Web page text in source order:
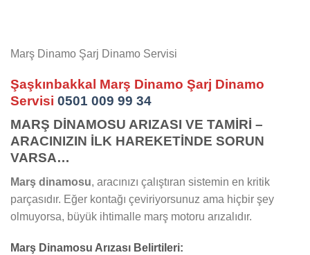
Marş Dinamo Şarj Dinamo Servisi
Şaşkınbakkal Marş Dinamo Şarj Dinamo
Servisi 0501 009 99 34
MARŞ DİNAMOSU ARIZASI VE TAMİRİ –
ARACINIZIN İLK HAREKETİNDE SORUN
VARSA…
Marş dinamosu, aracınızı çalıştıran sistemin en kritik
parçasıdır. Eğer kontağı çeviriyorsunuz ama hiçbir şey
olmuyorsa, büyük ihtimalle marş motoru arızalıdır.
Marş Dinamosu Arızası Belirtileri: